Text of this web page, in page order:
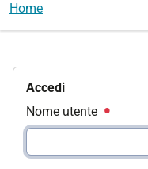
Home
Accedi
Nome utente